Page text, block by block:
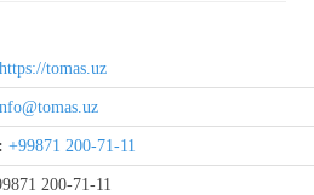
https://tomas.uz
+99871 200-71-11
200-71-11